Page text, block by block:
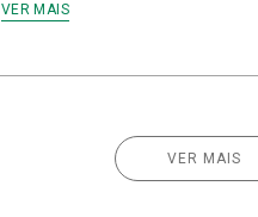
VER MAIS
VER MAIS